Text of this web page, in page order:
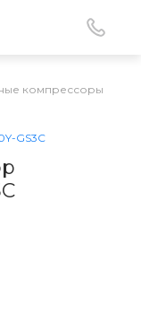
компрессоры
GS3C